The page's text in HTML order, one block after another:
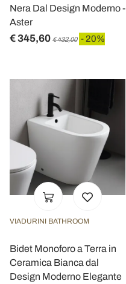
Nera Dal Design Moderno -
Aster
€ 345,60 € 432,00 - 20%
VIADURINI BATHROOM
Bidet Monoforo a Terra in
Ceramica Bianca dal
Design Moderno Elegante